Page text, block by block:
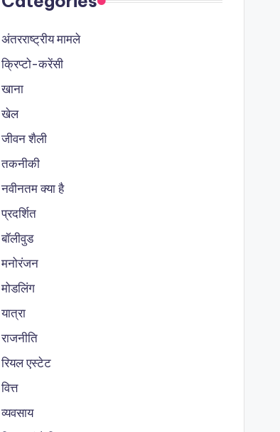
अंतरराष्ट्रीय मामले
क्रिप्टो-करेंसी
खाना
खेल
जीवन शैली
तकनीकी
नवीनतम क्या है
प्रदर्शित
बॉलीवुड
मनोरंजन
मोडलिंग
यात्रा
राजनीति
रियल एस्टेट
वित्त
व्यवसाय